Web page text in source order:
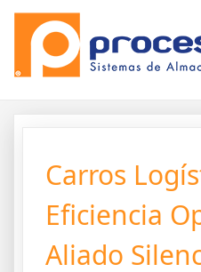
Saltar
contenido
Noticias
Racks metalicos
Carros
Eficiencia
Aliado